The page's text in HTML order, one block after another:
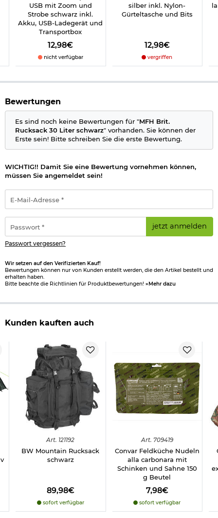
großes Hauptfach mit Kordelzug
Innentasche mit Reißverschluss
2 Seiten- und Bodentaschen mit Reißverschluss
praktisches Netzfach mit Reißverschluss vorne
Kompressionsschlaufen aus Kunststoff vorne
Klettfläche vorne
Technische Daten zu MFH Rucksack 30 Liter:
Volumen: ca. 30 Liter
Material: 100% Polyester
Marke: MFH
Herstellerinformationen
USB mit Zoom und
Strobe schwarz inkl.
Akku, USB-Ladegerät und
Transportbox
12,98€
nicht verfügbar
silber inkl. Nylon-
Gürteltasche und Bits
12,98€
vergriffen
Bewertungen
Es sind noch keine Bewertungen für "MFH Brit.
Rucksack 30 Liter schwarz" vorhanden. Sie können der
Erste sein! Bitte schreiben Sie die erste Bewertung.
WICHTIG!! Damit Sie eine Bewertung vornehmen können,
müssen Sie angemeldet sein!
Mail-
Adresse
*
jetzt anmelden
Passwort vergessen?
Wir setzen auf den Verifizierten Kauf!
Bewertungen können nur von Kunden erstellt werden, die den Artikel bestellt und
erhalten haben.
Bitte beachte die Richtlinien für Produktbewertungen! »Mehr dazu
Kunden kauften auch
Art. 121192
BW Mountain Rucksack
schwarz
89,98€
sofort verfügbar
Art. 709419
Convar Feldküche Nudeln
alla carbonara mit
Schinken und Sahne 150
g Beutel
7,98€
sofort verfügbar